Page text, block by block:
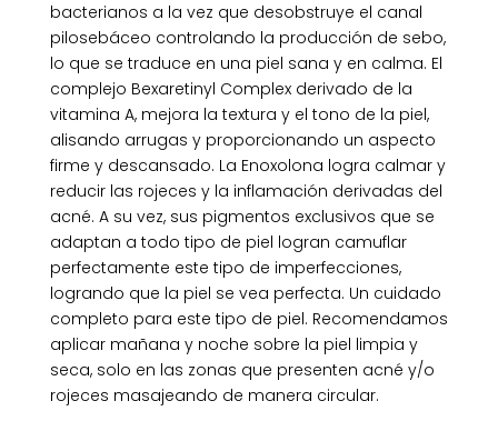
bacterianos a la vez que desobstruye el canal
pilosebáceo controlando la producción de sebo,
lo que se traduce en una piel sana y en calma. El
complejo Bexaretinyl Complex derivado de la
vitamina A, mejora la textura y el tono de la piel,
alisando arrugas y proporcionando un aspecto
firme y descansado. La Enoxolona logra calmar y
reducir las rojeces y la inflamación derivadas del
acné. A su vez, sus pigmentos exclusivos que se
adaptan a todo tipo de piel logran camuflar
perfectamente este tipo de imperfecciones,
logrando que la piel se vea perfecta. Un cuidado
completo para este tipo de piel. Recomendamos
aplicar mañana y noche sobre la piel limpia y
seca, solo en las zonas que presenten acné y/o
rojeces masajeando de manera circular.